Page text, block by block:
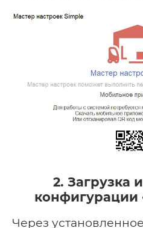
2. Загрузка
конфигурации
Через